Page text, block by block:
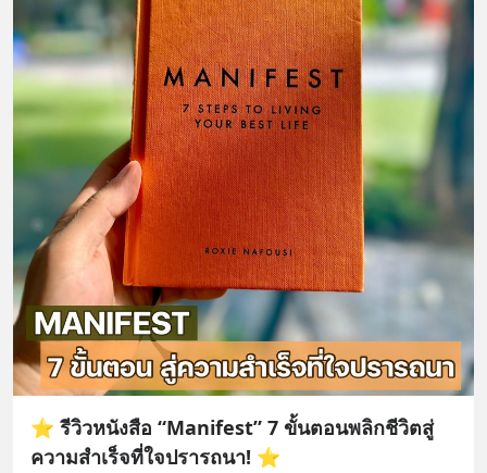
⭐️ รีวิวหนังสือ “Manifest” 7 ขั้นตอนพลิกชีวิตสู่
ความสำเร็จที่ใจปรารถนา! ⭐️